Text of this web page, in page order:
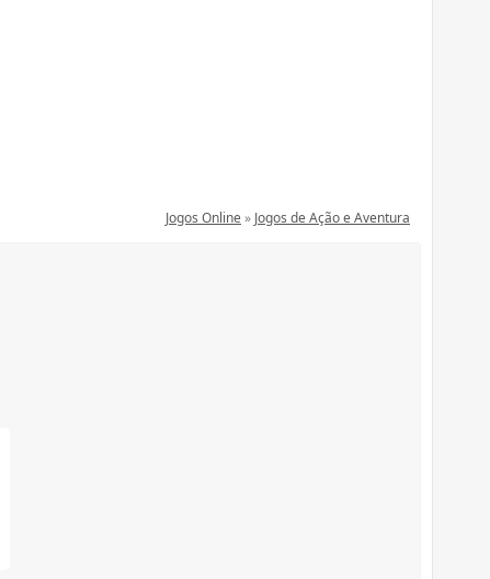
Jogos Online» Jogos de Ação e Aventura